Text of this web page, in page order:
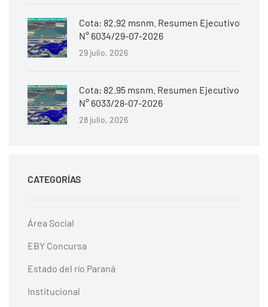
Cota: 82.92 msnm. Resumen Ejecutivo
N° 6034/29-07-2026
29 julio, 2026
Cota: 82.95 msnm. Resumen Ejecutivo
N° 6033/28-07-2026
28 julio, 2026
CATEGORÍAS
Área Social
EBY Concursa
Estado del río Paraná
Institucional